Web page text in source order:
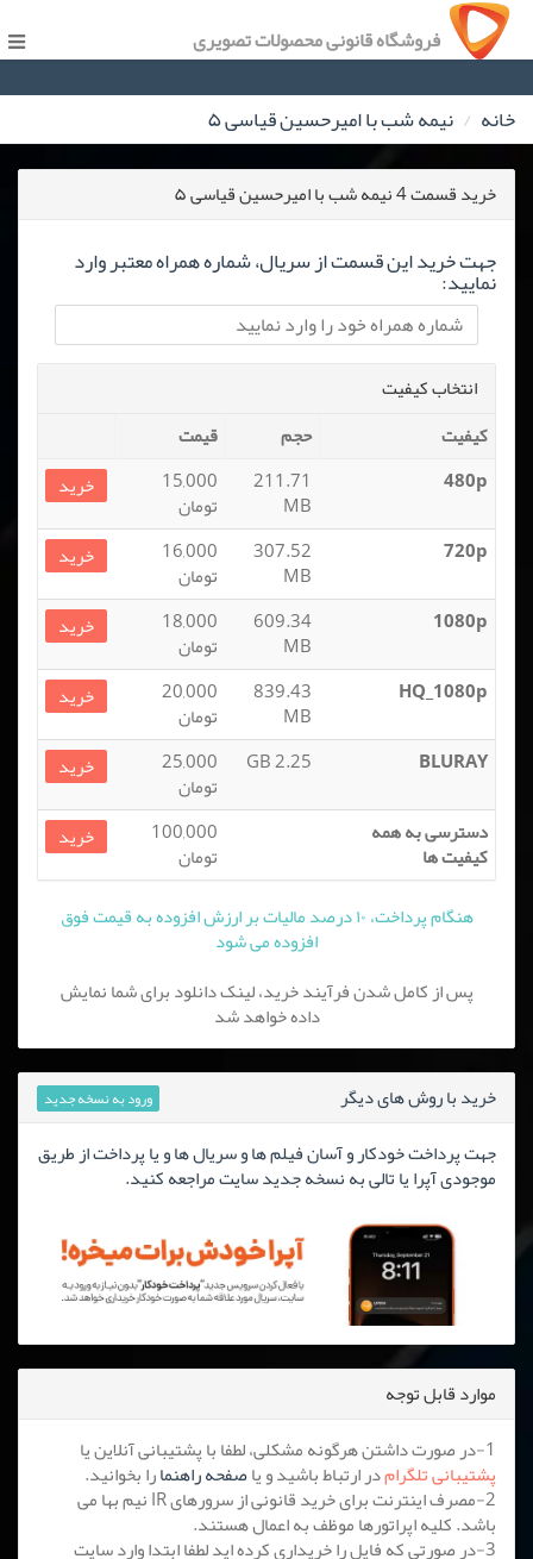
فروشگاه قانونی محصولات تصویری
خانه نیمه شب با امیرحسین قیاسی ۵
خرید قسمت 4 نیمه شب با امیرحسین قیاسی ۵
جهت خرید این قسمت از سریال، شماره همراه معتبر وارد
نمایید:
انتخاب کیفیت
کیفیت
حجم
قیمت
480p
211.71
MB
15,000
تومان
خرید
720p
307.52
MB
16,000
تومان
خرید
1080p
609.34
MB
18,000
تومان
خرید
HQ_1080p
839.43
MB
20,000
تومان
خرید
BLURAY
2.25 GB
25,000
تومان
خرید
دسترسی به همه
کیفیت ها
100,000
تومان
خرید
هنگام پرداخت، ۱۰ درصد مالیات بر ارزش افزوده به قیمت فوق
افزوده می شود
پس از کامل شدن فرآیند خرید، لینک دانلود برای شما نمایش
داده خواهد شد
خرید با روش های دیگر ورود به نسخه جدید
جهت پرداخت خودکار و آسان فیلم ها و سریال ها و یا پرداخت از طریق
موجودی آپرا یا تالی به نسخه جدید سایت مراجعه کنید.
موارد قابل توجه
1-در صورت داشتن هرگونه مشکلی، لطفا با پشتیبانی آنلاین یا
پشتیبانی تلگرامدر ارتباط باشید و یاصفحه راهنمارا بخوانید.
2-مصرف اینترنت برای خرید قانونی از سرورهای IR نیم بها می
باشد. کلیه اپراتورها موظف به اعمال هستند.
3-در صورتی که فایل را خریداری کرده اید لطفا ابتدا وارد سایت